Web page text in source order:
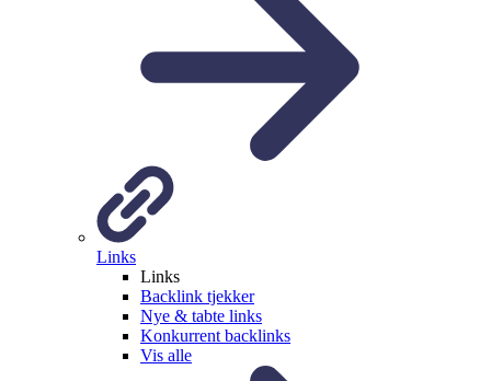
Links
Links
Backlink tjekker
Nye & tabte links
Konkurrent backlinks
Vis alle